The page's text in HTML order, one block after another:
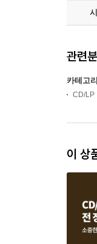
관련
카테고
CD/LP
이 상